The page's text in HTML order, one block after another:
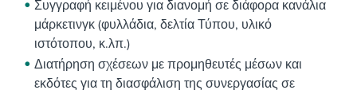
Συγγραφή κειμένου για διανομή σε διάφορα κανάλια
μάρκετινγκ (φυλλάδια, δελτία Τύπου, υλικό
ιστότοπου, κ.λπ.)
Διατήρηση σχέσεων με προμηθευτές μέσων και
εκδότες για τη διασφάλιση της συνεργασίας σε